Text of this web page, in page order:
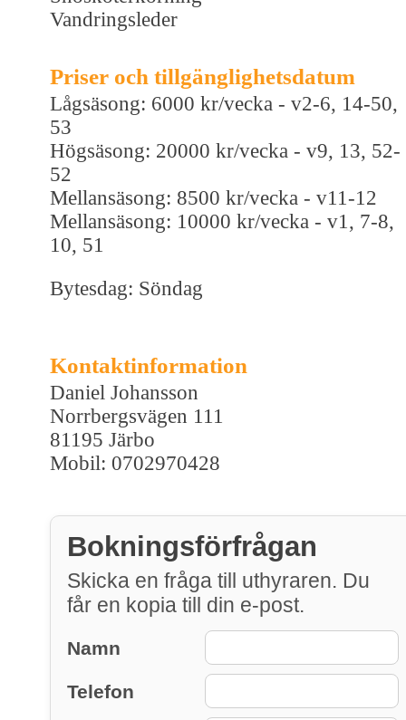
Vandringsleder
Priser och tillgänglighetsdatum
Lågsäsong: 6000 kr/vecka - v2-6, 14-50,
53
Högsäsong: 20000 kr/vecka - v9, 13, 52-
52
Mellansäsong: 8500 kr/vecka - v11-12
Mellansäsong: 10000 kr/vecka - v1, 7-8,
10, 51
Bytesdag: Söndag
Kontaktinformation
Daniel Johansson
Norrbergsvägen 111
81195 Järbo
Mobil: 0702970428
Bokningsförfrågan
Skicka en fråga till uthyraren. Du
får en kopia till din e-post.
Namn
Telefon